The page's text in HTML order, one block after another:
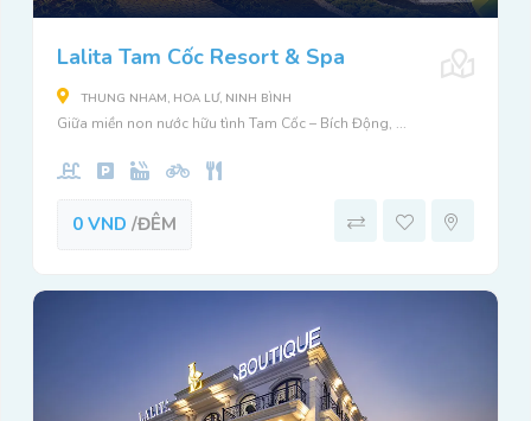
Lalita Tam Cốc Resort & Spa
THUNG NHAM, HOA LƯ, NINH BÌNH
Giữa miền non nước hữu tình Tam Cốc – Bích Động, ...
0 VND /ĐÊM